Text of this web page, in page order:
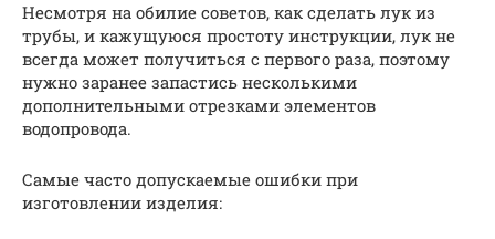
Несмотря на обилие советов, как сделать лук из
трубы, и кажущуюся простоту инструкции, лук не
всегда может получиться с первого раза, поэтому
нужно заранее запастись несколькими
дополнительными отрезками элементов
водопровода.
Самые часто допускаемые ошибки при
изготовлении изделия: